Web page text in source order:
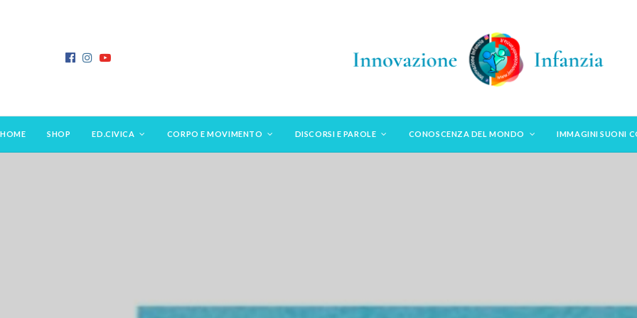
HOME SHOP ED.CIVICA CORPO E MOVIMENTO DISCORSI E PAROLE CONOSCENZA DEL MONDO IMMAGINI SUONI